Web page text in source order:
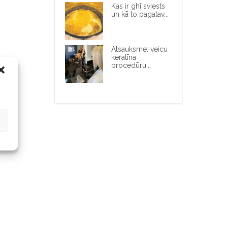
Kas ir ghī sviests
un kā to pagatav...
Atsauksme: veicu
keratīna
procedūru...